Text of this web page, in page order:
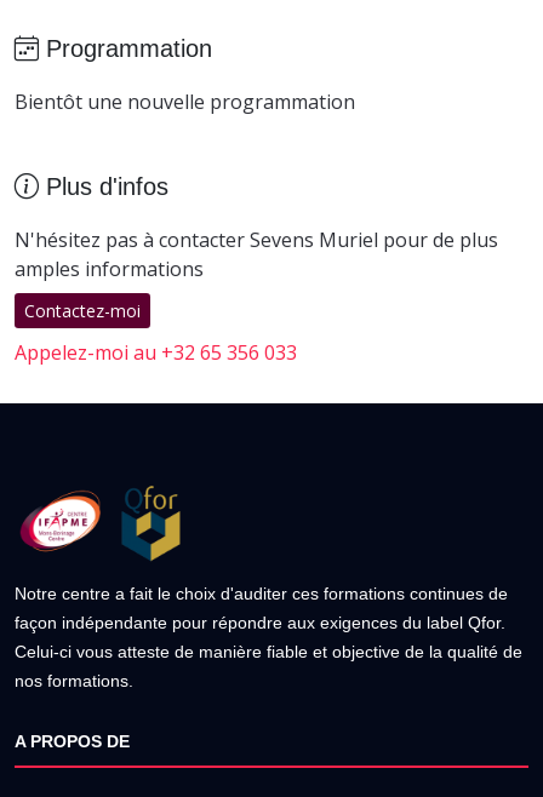
Programmation
Bientôt une nouvelle programmation
Plus d'infos
N'hésitez pas à contacter Sevens Muriel pour de plus
amples informations
Contactez-moi
Appelez-moi au +32 65 356 033
Notre centre a fait le choix d'auditer ces formations continues de
façon indépendante pour répondre aux exigences du label Qfor.
Celui-ci vous atteste de manière fiable et objective de la qualité de
nos formations.
A PROPOS DE